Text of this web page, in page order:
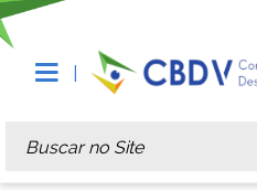
Busca
Busca Avançada…